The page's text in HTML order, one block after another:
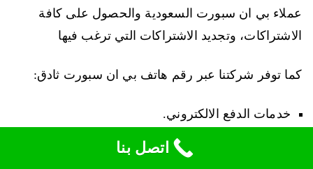
عملاء بي ان سبورت السعودية والحصول على كافة
الاشتراكات، وتجديد الاشتراكات التي ترغب فيها
كما توفر شركتنا عبر رقم هاتف بي ان سبورت ثادق:
خدمات الدفع الالكتروني.
إمكانية تجديد الاشتراك عبر الانترنت بحساب بنكي أو
فيزا كارد أو pay pal بحيث تستطيع وأنت في منزلك
اتصل بنا